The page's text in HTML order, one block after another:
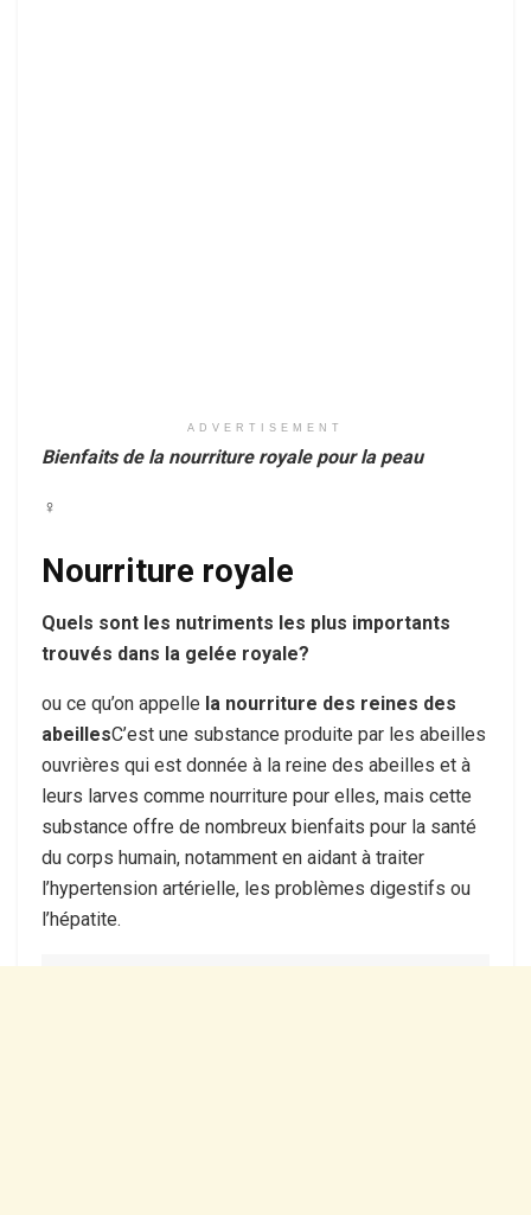
ADVERTISEMENT
Bienfaits de la nourriture royale pour la peau
♀
Nourriture royale
Quels sont les nutriments les plus importants
trouvés dans la gelée royale?
ou ce qu’on appelle la nourriture des reines des
abeillesC’est une substance produite par les abeilles
ouvrières qui est donnée à la reine des abeilles et à
leurs larves comme nourriture pour elles, mais cette
substance offre de nombreux bienfaits pour la santé
du corps humain, notamment en aidant à traiter
l’hypertension artérielle, les problèmes digestifs ou
l’hépatite.